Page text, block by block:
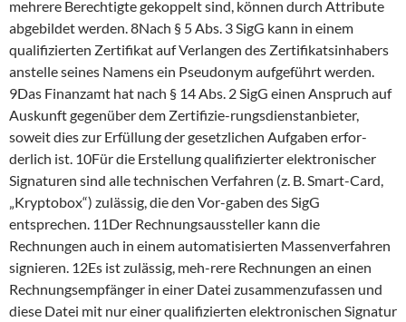
mehrere Berechtigte gekoppelt sind, können durch Attribute
abgebildet werden. 8Nach § 5 Abs. 3 SigG kann in einem
qualifizierten Zertifikat auf Verlangen des Zertifikatsinhabers
anstelle seines Namens ein Pseudonym aufgeführt werden.
9Das Finanzamt hat nach § 14 Abs. 2 SigG einen Anspruch auf
Auskunft gegenüber dem Zertifizie-rungsdienstanbieter,
soweit dies zur Erfüllung der gesetzlichen Aufgaben erfor-
derlich ist. 10Für die Erstellung qualifizierter elektronischer
Signaturen sind alle technischen Verfahren (z. B. Smart-Card,
„Kryptobox“) zulässig, die den Vor-gaben des SigG
entsprechen. 11Der Rechnungsaussteller kann die
Rechnungen auch in einem automatisierten Massenverfahren
signieren. 12Es ist zulässig, meh-rere Rechnungen an einen
Rechnungsempfänger in einer Datei zusammenzufassen und
diese Datei mit nur einer qualifizierten elektronischen Signatur